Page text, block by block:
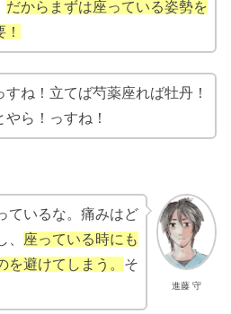
だからまずは座っている姿勢を
すね！立てば芍薬座れば牡丹！
ら！っすね！
進藤 守
ているな。痛みはど
座っている時にも
避けてしまう。 そ